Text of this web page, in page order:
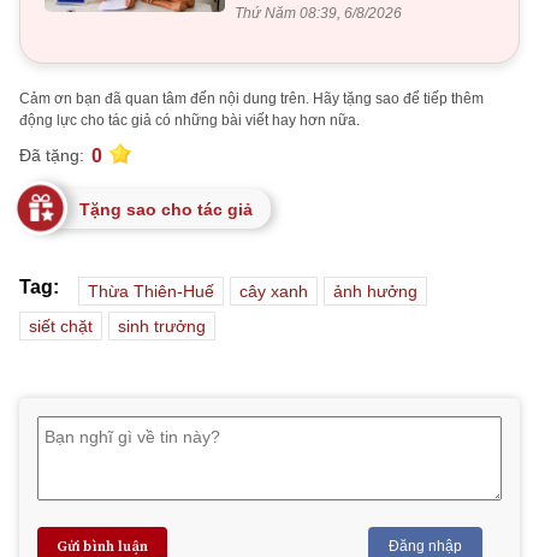
Thứ Năm 08:39, 6/8/2026
Cảm ơn bạn đã quan tâm đến nội dung trên. Hãy tặng sao để tiếp thêm
động lực cho tác giả có những bài viết hay hơn nữa.
Đã tặng: 0
Tặng sao cho tác giả
Tag: Thừa Thiên-Huế cây xanh
ảnh hưởng
siết chặt
sinh trưởng
Gửi bình luận Đăng nhập